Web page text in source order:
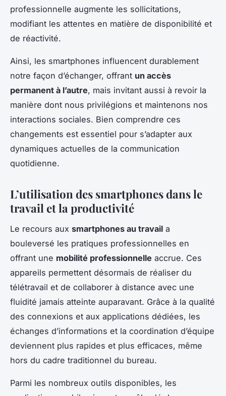
professionnelle augmente les sollicitations,
modifiant les attentes en matière de disponibilité et
de réactivité.
Ainsi, les smartphones influencent durablement
notre façon d’échanger, offrant un accès
permanent à l’autre, mais invitant aussi à revoir la
manière dont nous privilégions et maintenons nos
interactions sociales. Bien comprendre ces
changements est essentiel pour s’adapter aux
dynamiques actuelles de la communication
quotidienne.
L’utilisation des smartphones dans le
travail et la productivité
Le recours aux smartphones au travail a
bouleversé les pratiques professionnelles en
offrant une mobilité professionnelle accrue. Ces
appareils permettent désormais de réaliser du
télétravail et de collaborer à distance avec une
fluidité jamais atteinte auparavant. Grâce à la qualité
des connexions et aux applications dédiées, les
échanges d’informations et la coordination d’équipe
deviennent plus rapides et plus efficaces, même
hors du cadre traditionnel du bureau.
Parmi les nombreux outils disponibles, les